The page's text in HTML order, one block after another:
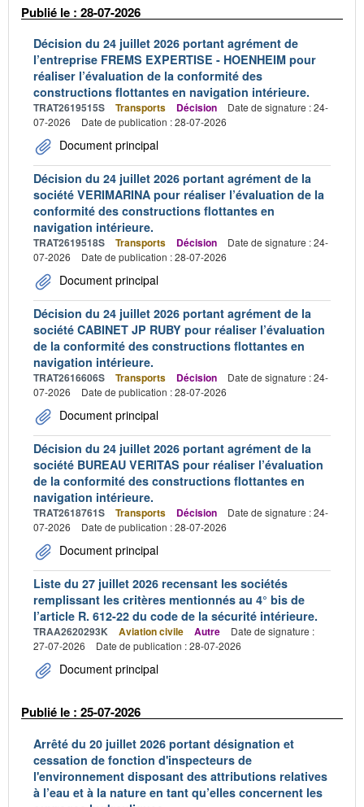
Publié le : 28-07-2026
Décision du 24 juillet 2026 portant agrément de
l’entreprise FREMS EXPERTISE - HOENHEIM pour
réaliser l’évaluation de la conformité des
constructions flottantes en navigation intérieure.
TRAT2619515S Transports Décision
Date de signature : 24-
07-2026
Date de publication : 28-07-2026
Document principal
Décision du 24 juillet 2026 portant agrément de la
société VERIMARINA pour réaliser l’évaluation de la
conformité des constructions flottantes en
navigation intérieure.
TRAT2619518S Transports Décision
Date de signature : 24-
07-2026
Date de publication : 28-07-2026
Document principal
Décision du 24 juillet 2026 portant agrément de la
société CABINET JP RUBY pour réaliser l’évaluation
de la conformité des constructions flottantes en
navigation intérieure.
TRAT2616606S Transports Décision
Date de signature : 24-
07-2026
Date de publication : 28-07-2026
Document principal
Décision du 24 juillet 2026 portant agrément de la
société BUREAU VERITAS pour réaliser l’évaluation
de la conformité des constructions flottantes en
navigation intérieure.
TRAT2618761S Transports Décision
Date de signature : 24-
07-2026
Date de publication : 28-07-2026
Document principal
Liste du 27 juillet 2026 recensant les sociétés
remplissant les critères mentionnés au 4° bis de
l’article R. 612-22 du code de la sécurité intérieure.
TRAA2620293K Aviation civile Autre
Date de signature :
27-07-2026
Date de publication : 28-07-2026
Document principal
Publié le : 25-07-2026
Arrêté du 20 juillet 2026 portant désignation et
cessation de fonction d'inspecteurs de
l'environnement disposant des attributions relatives
à l’eau et à la nature en tant qu’elles concernent les